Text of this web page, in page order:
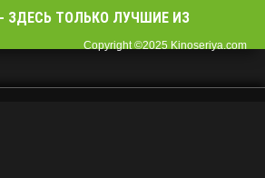
ЗДЕСЬ ТОЛЬКО ЛУЧШИЕ ИЗ
Copyright ©2025 Kinoseriya.com